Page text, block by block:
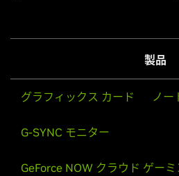
製品
グラフィックス カード ノー
G-SYNC モニター
GeForce NOW クラウド ゲーミ